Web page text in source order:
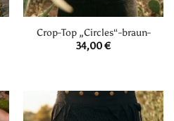
Crop-Top „Circles“-braun-
34,00€